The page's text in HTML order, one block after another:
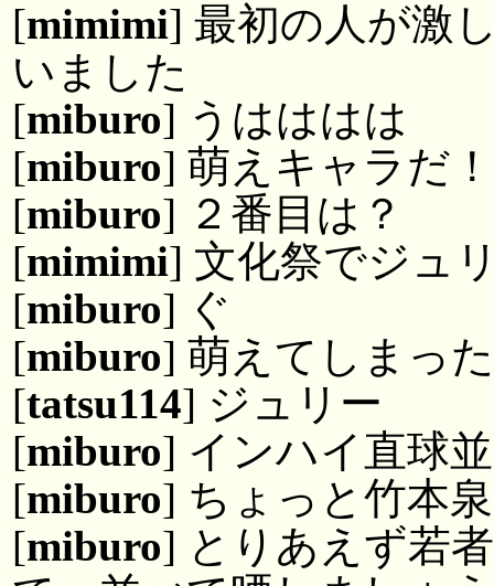
[mimimi] 最初の人が激
いました
[miburo] うはははは
[miburo] 萌えキャラだ！
[miburo] ２番目は？
[mimimi] 文化祭でジュ
[miburo] ぐ
[miburo] 萌えてしまっ
[tatsu114] ジュリー
[miburo] インハイ直球
[miburo] ちょっと竹本
[miburo] とりあえず若